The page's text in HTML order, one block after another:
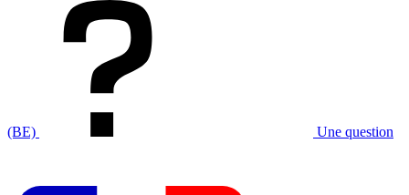
(BE) Une question